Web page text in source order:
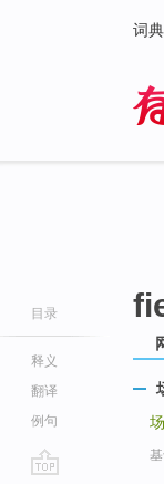
词典
目录
释义
翻译
例句